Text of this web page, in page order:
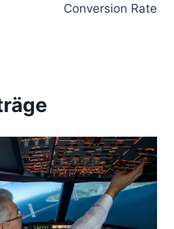
Conversion Rate